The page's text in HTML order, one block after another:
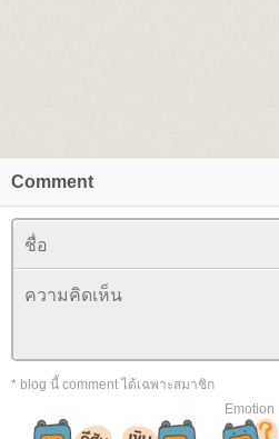
Comment
* blog นี้ comment ได้เฉพาะสมาชิก
Emotion